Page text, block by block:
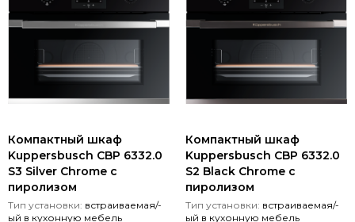
Компактный шкаф
Kuppersbusch CBP 6332.0
S3 Silver Chrome с
пиролизом
Тип установки: встраиваемая/-
ый в кухонную мебель
Компактный шкаф
Kuppersbusch CBP 6332.0
S2 Black Chrome с
пиролизом
Тип установки: встраиваемая/-
ый в кухонную мебель